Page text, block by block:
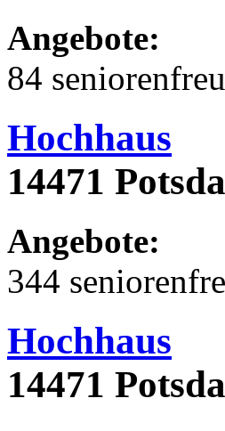
Angebote:
84
Hochhaus
14471
Angebote:
344
Hochhaus
14471